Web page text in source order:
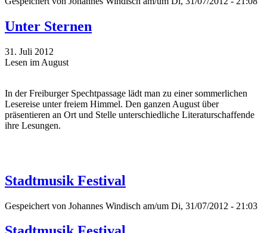
Unter Sternen
31. Juli 2012
Lesen im August
In der Freiburger Spechtpassage lädt man zu einer sommerlichen
Lesereise unter freiem Himmel. Den ganzen August über
präsentieren an Ort und Stelle unterschiedliche Literaturschaffende
ihre Lesungen.
Stadtmusik Festival
Gespeichert von Johannes Windisch am/um Di, 31/07/2012 - 21:03